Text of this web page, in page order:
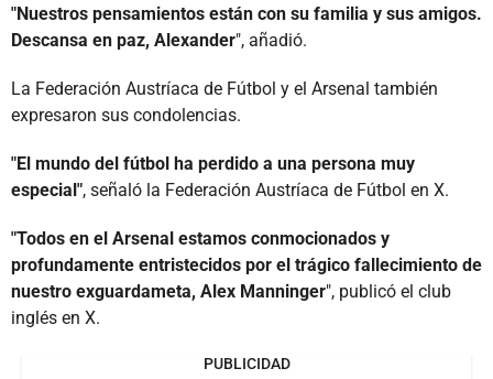
"Nuestros pensamientos están con su familia y sus amigos.
Descansa en paz, Alexander", añadió.
La Federación Austríaca de Fútbol y el Arsenal también
expresaron sus condolencias.
"El mundo del fútbol ha perdido a una persona muy
especial", señaló la Federación Austríaca de Fútbol en X.
"Todos en el Arsenal estamos conmocionados y
profundamente entristecidos por el trágico fallecimiento de
nuestro exguardameta, Alex Manninger", publicó el club
inglés en X.
PUBLICIDAD